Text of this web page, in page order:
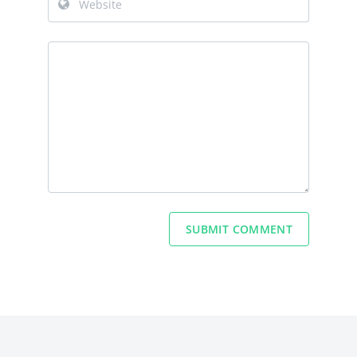
SUBMIT COMMENT